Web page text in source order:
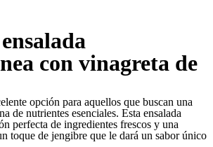
con vinagreta de
opción para aquellos que buscan una
de nutrientes esenciales. Esta ensalada
perfecta de ingredientes frescos y una
toque de jengibre que le dará un sabor único